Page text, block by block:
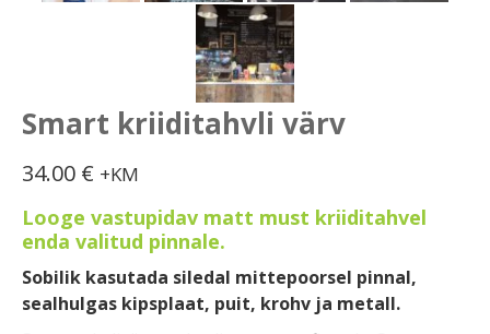
Smart kriiditahvli värv
34.00 € +KM
Looge vastupidav matt must kriiditahvel
enda valitud pinnale.
Sobilik kasutada siledal mittepoorsel pinnal,
sealhulgas kipsplaat, puit, krohv ja metall.